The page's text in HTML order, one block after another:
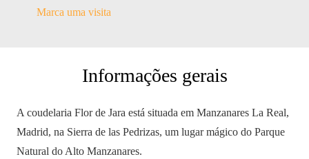
Marca uma visita
Informações gerais
A coudelaria Flor de Jara está situada em Manzanares La Real,
Madrid, na Sierra de las Pedrizas, um lugar mágico do Parque
Natural do Alto Manzanares.